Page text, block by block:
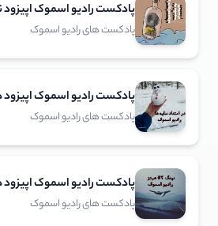
پادکست
, نرسیدن
پادکست های رادیو اسموک
پادکست رادیو اسموک
امتداد سایه ها
پادکست های رادیو اسموک
پادکست رادیو اسموک
52 هرتز
پادکست های رادیو اسموک